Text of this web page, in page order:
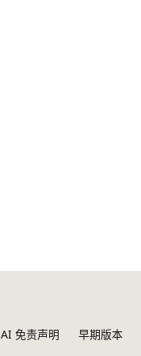
AI 免责声明 早期版本